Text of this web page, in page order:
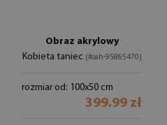
Obraz akrylowy
Kobieta taniec (#oah-95865470)
rozmiar od: 100x50 cm
399.99 zł